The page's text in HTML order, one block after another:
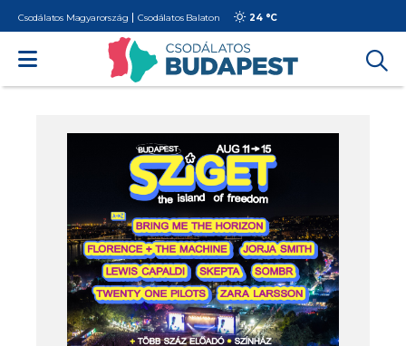
Csodálatos Magyarország Csodálatos Balaton 24 °C